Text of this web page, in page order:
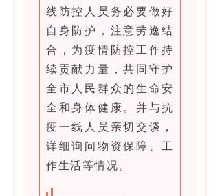
线防控人员务必要做好
自身防护，注意劳逸结
合，为疫情防控工作持
续贡献力量，共同守护
全市人民群众的生命安
全和身体健康。并与抗
疫一线人员亲切交谈，
详细询问物资保障、工
作生活等情况。